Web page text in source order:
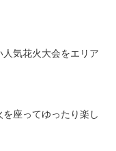
気花火大会をエリア
座ってゆったり楽し